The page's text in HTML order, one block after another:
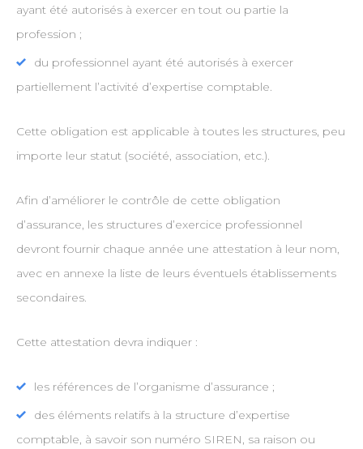
ayant été autorisés à exercer en tout ou partie la
profession ;
du professionnel ayant été autorisés à exercer
partiellement l’activité d’expertise comptable.
Cette obligation est applicable à toutes les structures, peu
importe leur statut (société, association, etc.).
Afin d’améliorer le contrôle de cette obligation
d’assurance, les structures d’exercice professionnel
devront fournir chaque année une attestation à leur nom,
avec en annexe la liste de leurs éventuels établissements
secondaires.
Cette attestation devra indiquer :
les références de l’organisme d’assurance ;
des éléments relatifs à la structure d’expertise
comptable, à savoir son numéro SIREN, sa raison ou